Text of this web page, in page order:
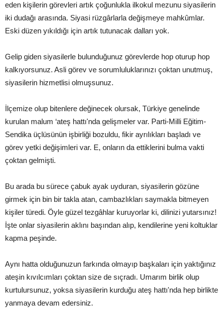
eden kişilerin görevleri artık çoğunlukla ilkokul mezunu siyasilerin
iki dudağı arasında. Siyasi rüzgârlarla değişmeye mahkûmlar.
Eski düzen yıkıldığı için artık tutunacak dalları yok.
Gelip giden siyasilerle bulunduğunuz görevlerde hop oturup hop
kalkıyorsunuz. Asli görev ve sorumluluklarınızı çoktan unutmuş,
siyasilerin hizmetlisi olmuşsunuz.
İlçemize olup bitenlere değinecek olursak, Türkiye genelinde
kurulan malum ‘ateş hattı'nda gelişmeler var. Parti-Milli Eğitim-
Sendika üçlüsünün işbirliği bozuldu, fikir ayrılıkları başladı ve
görev yetki değişimleri var. E, onların da ettiklerini bulma vakti
çoktan gelmişti.
Bu arada bu sürece çabuk ayak uyduran, siyasilerin gözüne
girmek için bin bir takla atan, cambazlıkları saymakla bitmeyen
kişiler türedi. Öyle güzel tezgâhlar kuruyorlar ki, dilinizi yutarsınız!
İşte onlar siyasilerin aklını başından alıp, kendilerine yeni koltuklar
kapma peşinde.
Aynı hatta olduğunuzun farkında olmayıp başkaları için yaktığınız
ateşin kıvılcımları çoktan size de sıçradı. Umarım birlik olup
kurtulursunuz, yoksa siyasilerin kurduğu ateş hattı'nda hep birlikte
yanmaya devam edersiniz.